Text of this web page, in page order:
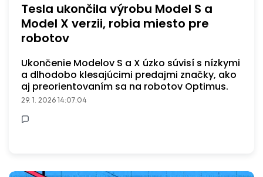
Tesla ukončila výrobu Model S a
Model X verzii, robia miesto pre
robotov
Ukončenie Modelov S a X úzko súvisí s nízkymi
a dlhodobo klesajúcimi predajmi značky, ako
aj preorientovaním sa na robotov Optimus.
29. 1. 2026 14:07:04